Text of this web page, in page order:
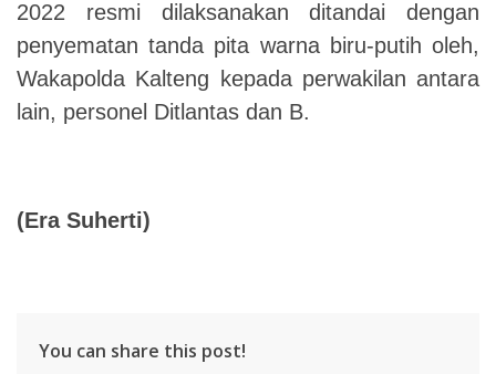
2022 resmi dilaksanakan ditandai dengan
penyematan tanda pita warna biru-putih oleh,
Wakapolda Kalteng kepada perwakilan antara
lain, personel Ditlantas dan B.
(Era Suherti)
You can share this post!